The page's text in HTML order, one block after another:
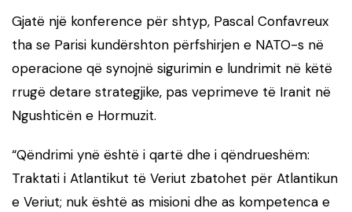
Gjatë një konference për shtyp, Pascal Confavreux
tha se Parisi kundërshton përfshirjen e NATO-s në
operacione që synojnë sigurimin e lundrimit në këtë
rrugë detare strategjike, pas veprimeve të Iranit në
Ngushticën e Hormuzit.
“Qëndrimi ynë është i qartë dhe i qëndrueshëm:
Traktati i Atlantikut të Veriut zbatohet për Atlantikun
e Veriut; nuk është as misioni dhe as kompetenca e